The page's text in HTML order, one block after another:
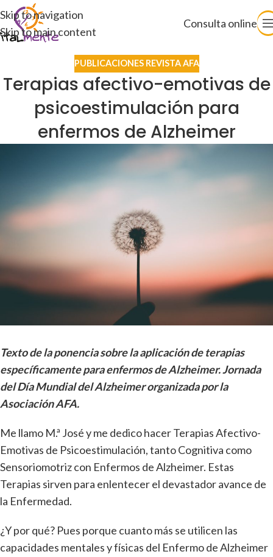
Skip to navigation
Skip to main content
Consulta online
PUBLICACIONES REVISTA AFA
Terapias afectivo-emotivas de
psicoestimulación para
enfermos de Alzheimer
Texto de la ponencia sobre la aplicación de terapias
específicamente para enfermos de Alzheimer. Jornada
del Día Mundial del Alzheimer organizada por la
Asociación AFA.
Me llamo M.ª José y me dedico hacer Terapias Afectivo-
Emotivas de Psicoestimulación, tanto Cognitiva como
Sensoriomotriz con Enfermos de Alzheimer. Estas
Terapias sirven para enlentecer el devastador avance de
la Enfermedad.
¿Y por qué? Pues porque cuanto más se utilicen las
capacidades mentales y físicas del Enfermo de Alzheimer